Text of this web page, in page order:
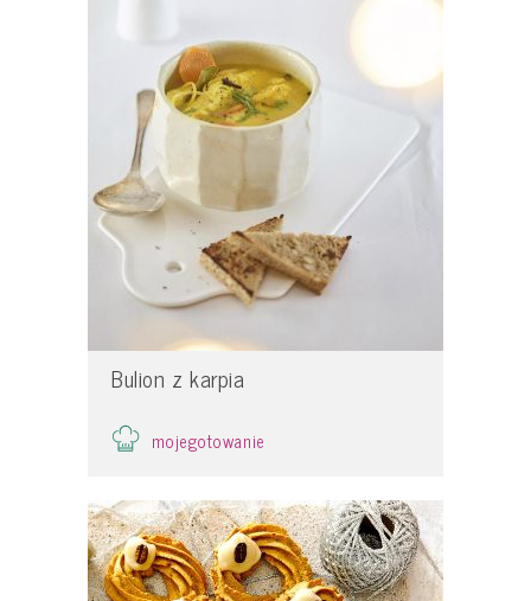
Bulion z karpia
mojegotowanie